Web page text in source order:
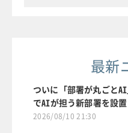
最新
ついに「部署が丸ごと
でAIが担う新部署を設置
2026/08/10 21:30